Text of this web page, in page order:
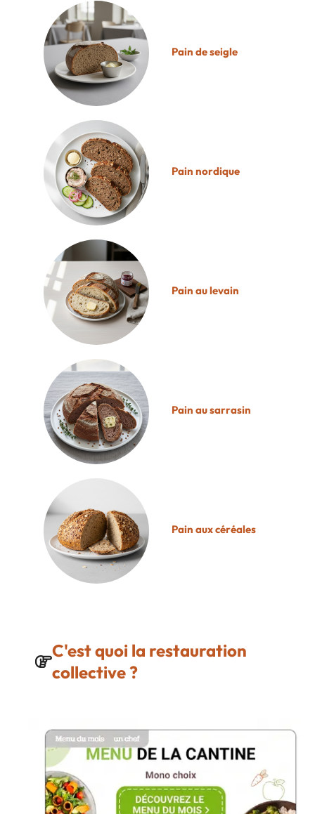
Pain de seigle
Pain nordique
Pain au levain
Pain au sarrasin
Pain aux céréales
C'est quoi la restauration
collective ?